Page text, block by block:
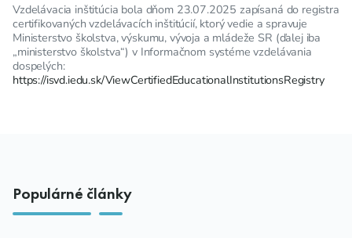
Vzdelávacia inštitúcia bola dňom 23.07.2025 zapísaná do registra
certifikovaných vzdelávacích inštitúcií, ktorý vedie a spravuje
Ministerstvo školstva, výskumu, vývoja a mládeže SR (ďalej iba
„ministerstvo školstva“) v Informačnom systéme vzdelávania
dospelých:
https://isvd.iedu.sk/ViewCertifiedEducationalInstitutionsRegistry
Populárné články